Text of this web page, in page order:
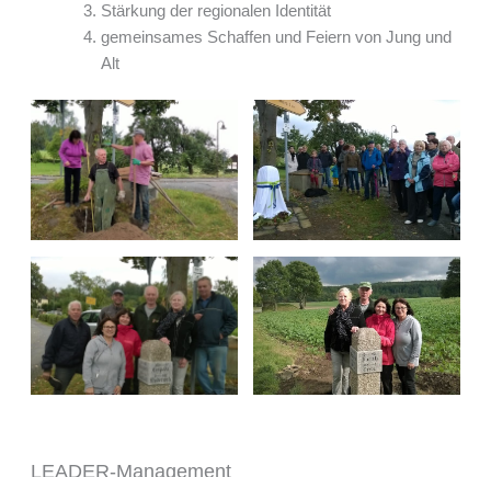
LEADER-Management
Stärkung der regionalen Identität
gemeinsames Schaffen und Feiern von Jung und
Alt